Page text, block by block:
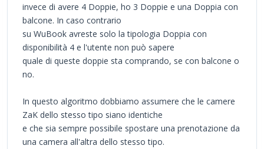
invece di avere 4 Doppie, ho 3 Doppie e una Doppia con
balcone. In caso contrario
su WuBook avreste solo la tipologia Doppia con
disponibilità 4 e l'utente non può sapere
quale di queste doppie sta comprando, se con balcone o
no.
In questo algoritmo dobbiamo assumere che le camere
ZaK dello stesso tipo siano identiche
e che sia sempre possibile spostare una prenotazione da
una camera all'altra dello stesso tipo.